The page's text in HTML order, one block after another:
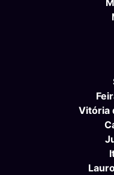
Vitória